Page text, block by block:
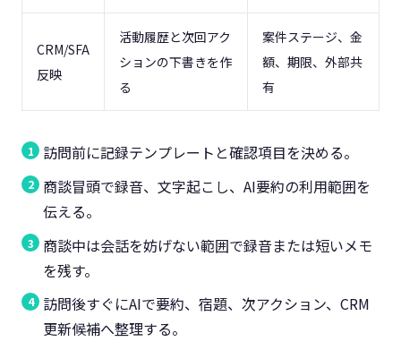
CRM/SFA
反映
活動履歴と次回アク
ションの下書きを作
る
案件ステージ、金
額、期限、外部共
有
訪問前に記録テンプレートと確認項目を決める。
商談冒頭で録音、文字起こし、AI要約の利用範囲を
伝える。
商談中は会話を妨げない範囲で録音または短いメモ
を残す。
訪問後すぐにAIで要約、宿題、次アクション、CRM
更新候補へ整理する。